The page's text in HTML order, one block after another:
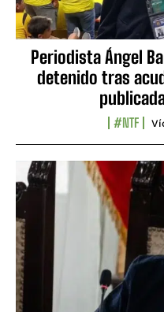
Periodista Ángel
detenido tras
#NTF